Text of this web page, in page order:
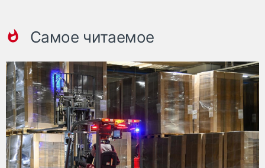
Самое читаемое